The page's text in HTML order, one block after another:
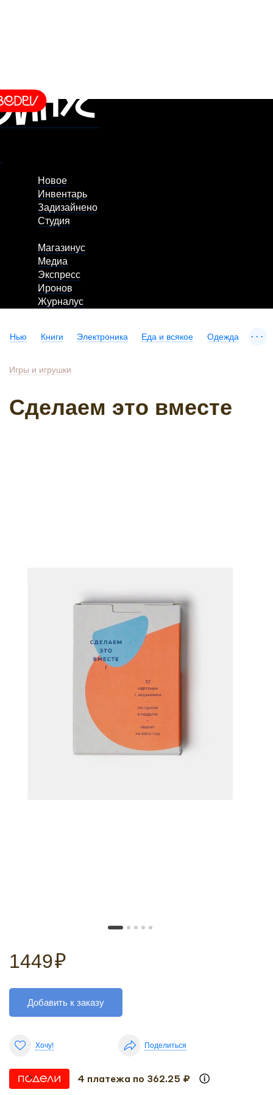
Новое
Инвентарь
Задизайнено
Студия
Магазинус
Медиа
Экспресс
Иронов
Журналус
Нью Книги Электроника Еда и всякое Одежда ...
Игры и игрушки
Сделаем это вместе
1449₽
Добавить к заказу
Хочу! Поделиться
4 платежа по 362.25 ₽